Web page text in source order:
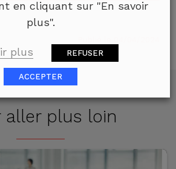
aller plus loin
en cliquant sur "En savoir
plus".
plus REFUSER
ACCEPTER